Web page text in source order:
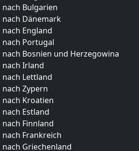
Bulgarien
nach Dänemark
England
nach Portugal
Bosnien und Herzegowina
nach Irland
nach Lettland
Zypern
nach Kroatien
Estland
Finnland
Frankreich
Griechenland